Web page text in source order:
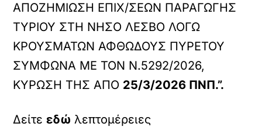
ΑΠΟΖΗΜΙΩΣΗ ΕΠΙΧ/ΣΕΩΝ ΠΑΡΑΓΩΓΗΣ
ΤΥΡΙΟΥ ΣΤΗ ΝΗΣΟ ΛΕΣΒΟ ΛΟΓΩ
ΚΡΟΥΣΜΑΤΩΝ ΑΦΘΩΔΟΥΣ ΠΥΡΕΤΟΥ
ΣΥΜΦΩΝΑ ΜΕ ΤΟΝ Ν.5292/2026,
ΚΥΡΩΣΗ ΤΗΣ ΑΠΟ 25/3/2026 ΠΝΠ.”.
Δείτεεδώλεπτομέρειες